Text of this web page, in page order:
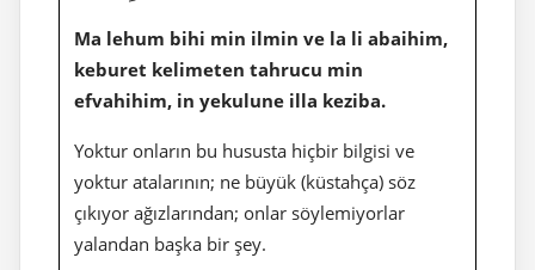
Ma lehum bihi min ilmin ve la li abaihim,
keburet kelimeten tahrucu min
efvahihim, in yekulune illa keziba.
Yoktur onların bu hususta hiçbir bilgisi ve
yoktur atalarının; ne büyük (küstahça) söz
çıkıyor ağızlarından; onlar söylemiyorlar
yalandan başka bir şey.